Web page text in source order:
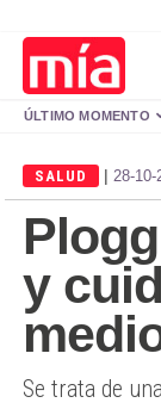
ÚLTIMO MOMENTO
SALUD | 28-10-
y
Se trata de